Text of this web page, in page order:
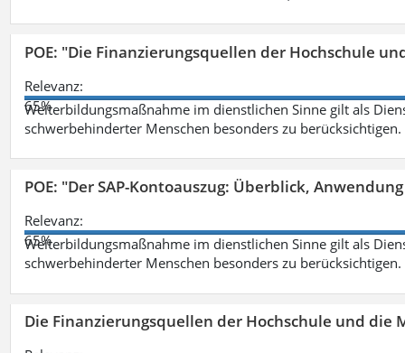
POE: "Die Finanzierungsquellen der Hochschule
Relevanz:
65%
Weiterbildungsmaßnahme im dienstlichen Sinne gilt als
schwerbehinderter Menschen besonders zu berücksichtigen.
POE: "Der SAP-Kontoauszug: Überblick,
Relevanz:
65%
Weiterbildungsmaßnahme im dienstlichen Sinne gilt als
schwerbehinderter Menschen besonders zu berücksichtigen.
Die Finanzierungsquellen der Hochschule und die